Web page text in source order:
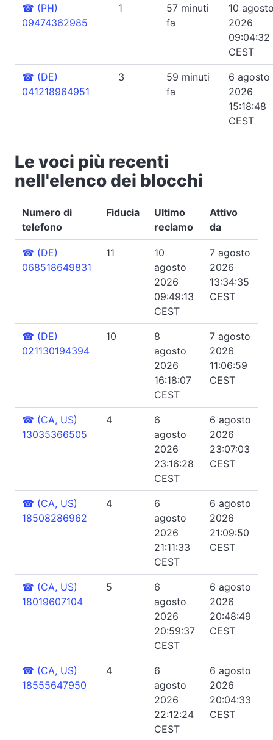
☎ (PH)
09474362985
1
57 minuti
fa
10
2026
09:04:32
CEST
☎ (DE)
041218964951
3
59 minuti
fa
6 agosto
2026
15:18:48
CEST
Le voci più recenti
nell'elenco dei blocchi
Numero di
telefono
Fiducia
Ultimo
reclamo
Attivo
da
☎ (DE)
068518649831
11
10
agosto
2026
09:49:13
CEST
7 agosto
2026
13:34:35
CEST
☎ (DE)
021130194394
10
8
agosto
2026
16:18:07
CEST
7 agosto
2026
11:06:59
CEST
☎ (CA, US)
13035366505
4
6
agosto
2026
23:16:28
CEST
6 agosto
2026
23:07:03
CEST
☎ (CA, US)
18508286962
4
6
agosto
2026
21:11:33
CEST
6 agosto
2026
21:09:50
CEST
☎ (CA, US)
18019607104
5
6
agosto
2026
20:59:37
CEST
6 agosto
2026
20:48:49
CEST
☎ (CA, US)
18555647950
4
6
agosto
2026
22:12:24
CEST
6 agosto
2026
20:04:33
CEST